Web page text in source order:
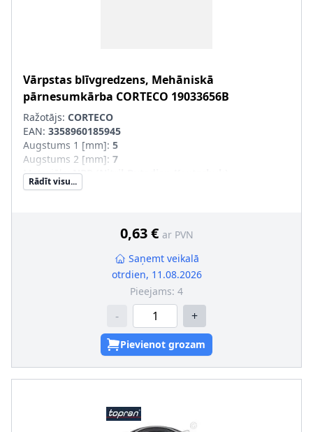
Vārpstas blīvgredzens, Mehāniskā
pārnesumkārba CORTECO 19033656B
Ražotājs: CORTECO
EAN: 3358960185945
Augstums 1 [mm]: 5
Augstums 2 [mm]: 7
Materiāls:NBR (Nitril-Butadien-Kautschuk)
Putekļusargs
Rādīt visu...
0,63 € ar PVN
Saņemt veikalā
otrdien, 11.08.2026
Pieejams: 4
- +
Pievienot grozam